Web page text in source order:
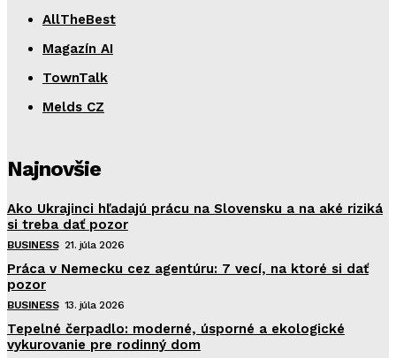
AllTheBest
Magazín AI
TownTalk
Melds CZ
Najnovšie
Ako Ukrajinci hľadajú prácu na Slovensku a na aké riziká
si treba dať pozor
BUSINESS 21. júla 2026
Práca v Nemecku cez agentúru: 7 vecí, na ktoré si dať
pozor
BUSINESS 13. júla 2026
Tepelné čerpadlo: moderné, úsporné a ekologické
vykurovanie pre rodinný dom